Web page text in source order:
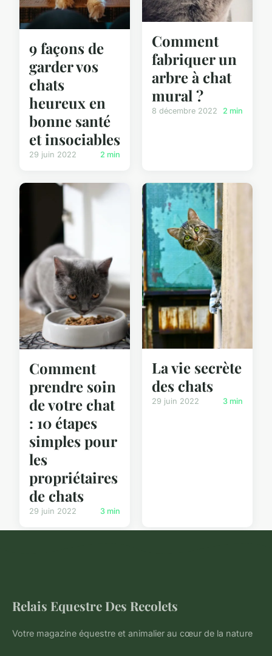
9 façons de
garder vos
chats
heureux en
bonne santé
et insociables
29 juin 2022 2 min
Comment
fabriquer un
arbre à chat
mural ?
8 décembre 2022 2 min
Comment
prendre soin
de votre chat
: 10 étapes
simples pour
les
propriétaires
de chats
29 juin 2022 3 min
La vie secrète
des chats
29 juin 2022 3 min
Relais Equestre Des Recolets
Votre magazine équestre et animalier au cœur de la nature